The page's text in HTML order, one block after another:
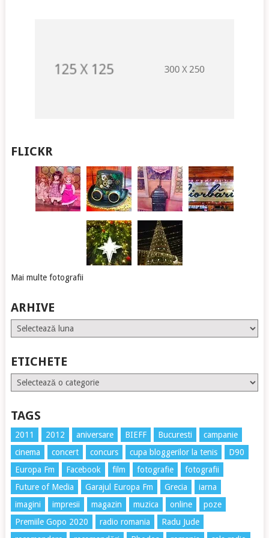
FLICKR
Mai multe fotografii
ARHIVE
Arhive
ETICHETE
Etichete
TAGS
2011 2012 aniversare BIEFF Bucuresti
campanie
cinema
concert concurs cupa bloggerilor la tenis
D90
Europa Fm
Facebook film fotografie
fotografii
Future of Media
Garajul Europa Fm Grecia
iarna
imagini
impresii magazin muzica online
poze
Premiile Gopo 2020
radio romania
Radu Jude